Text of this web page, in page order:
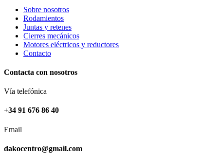
Sobre nosotros
Rodamientos
Juntas y retenes
Cierres mecánicos
Motores eléctricos y reductores
Contacto
Contacta con nosotros
Vía telefónica
+34 91 676 86 40
Email
dakocentro@gmail.com
Estadísticas
Para que
podamos
mejorar la
funcionalidad
de la web,
las
estadísticas
web. Así
interesa más
ofrecemos y